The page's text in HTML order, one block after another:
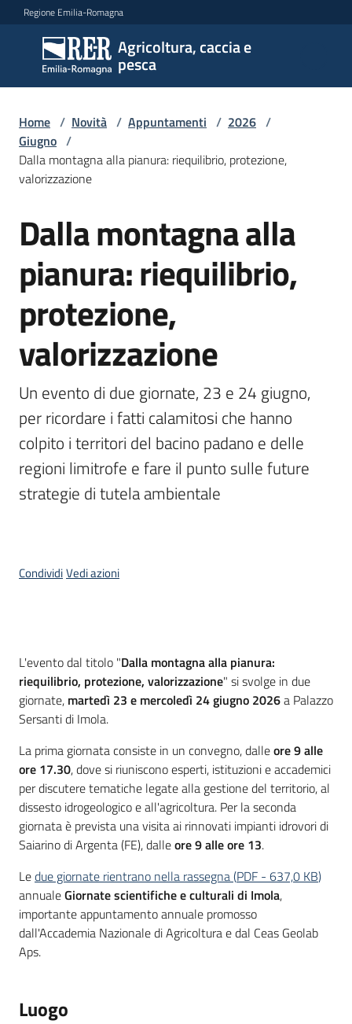
Vai al contenuto
Vai alla navigazione
Vai al footer
Regione Emilia-Romagna
Agricoltura, caccia e
pesca
Agricoltura,
caccia e
pesca
Argomenti
Novità
Servizi
Leggi
atti
bandi
programmi
progetti
in
cifre
Seguici
su
Home / Novità / Appuntamenti / 2026 /
Giugno /
Dalla montagna alla pianura: riequilibrio, protezione,
valorizzazione
Salta al contenuto
Dalla montagna alla
pianura: riequilibrio,
protezione,
valorizzazione
Un evento di due giornate, 23 e 24 giugno,
per ricordare i fatti calamitosi che hanno
colpito i territori del bacino padano e delle
regioni limitrofe e fare il punto sulle future
strategie di tutela ambientale
CondividiVedi azioni
Cos'è
L'evento dal titolo "Dalla montagna alla pianura:
riequilibrio, protezione, valorizzazione" si svolge in due
giornate, martedì 23 e mercoledì 24 giugno 2026a Palazzo
Sersanti di Imola.
La prima giornata consiste in un convegno, dalleore 9 alle
ore 17.30, dove si riuniscono esperti, istituzioni e accademici
per discutere tematiche legate alla gestione del territorio, al
dissesto idrogeologico e all'agricoltura. Per la seconda
giornata è prevista una visita ai rinnovati impianti idrovori di
Saiarino di Argenta (FE), dalleore 9 alle ore 13.
Ledue giornate rientrano nella rassegna(PDF - 637,0 KB)
annualeGiornate scientifiche e culturali di Imola,
importante appuntamento annuale promosso
dall'Accademia Nazionale di Agricoltura e dal Ceas Geolab
Aps.
Luogo